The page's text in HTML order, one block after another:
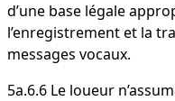
d’une base légale
l’enregistrement et la
messages vocaux.
5a.6.6 Le loueur